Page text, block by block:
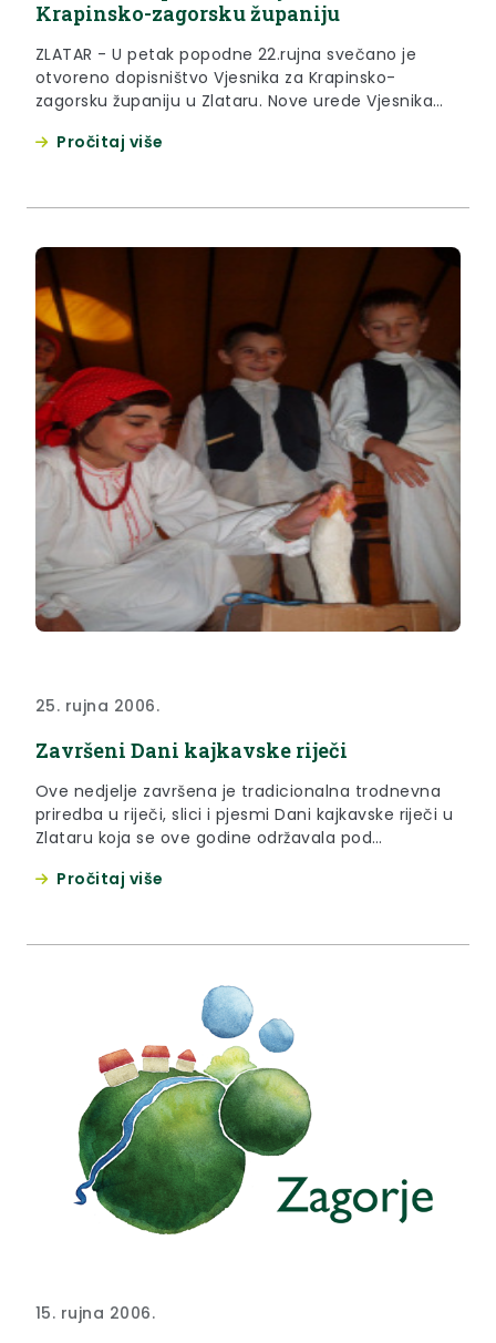
Krapinsko-zagorsku županiju
ZLATAR - U petak popodne 22.rujna svečano je
otvoreno dopisništvo Vjesnika za Krapinsko-
zagorsku županiju u Zlataru. Nove urede Vjesnika
Roksandić koji je naglasio da će Hrvatsko zagorje od
Pročitaj više
25. rujna 2006.
Završeni Dani kajkavske riječi
Ove nedjelje završena je tradicionalna trodnevna
priredba u riječi, slici i pjesmi Dani kajkavske riječi u
Zlataru koja se ove godine održavala pod
kulturnim, zabavnim i sportskim sadržajima na
Pročitaj više
15. rujna 2006.